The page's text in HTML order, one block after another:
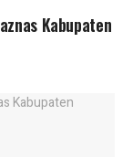
Kabupaten